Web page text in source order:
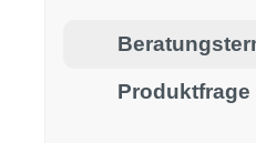
Produktfrage